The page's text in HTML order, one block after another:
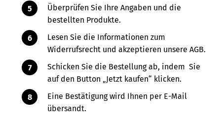
Überprüfen Sie Ihre Angaben und die
bestellten Produkte.
Lesen Sie die Informationen zum
Widerrufsrecht und akzeptieren unsere AGB.
Schicken Sie die Bestellung ab, indem Sie
auf den Button „Jetzt kaufen“ klicken.
Eine Bestätigung wird Ihnen per E-Mail
übersandt.